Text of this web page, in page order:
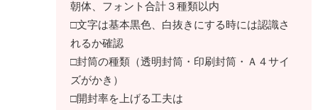
朝体、フォント合計３種類以内
□文字は基本黒色、白抜きにする時には認識さ
れるか確認
□封筒の種類（透明封筒・印刷封筒・Ａ４サイ
ズがかき）
□開封率を上げる工夫は